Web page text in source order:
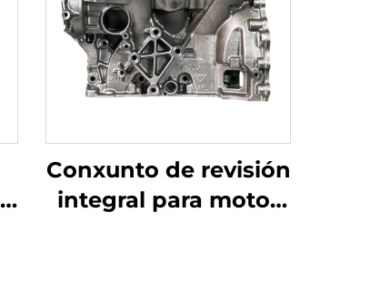
Conxunto de revisión
integral para motor